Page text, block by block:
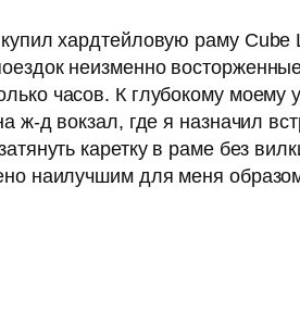
хардтейловую раму
неизменно
часов. К глубокому
ж-д вокзал, где я назначил
каретку в раме без
наилучшим для меня